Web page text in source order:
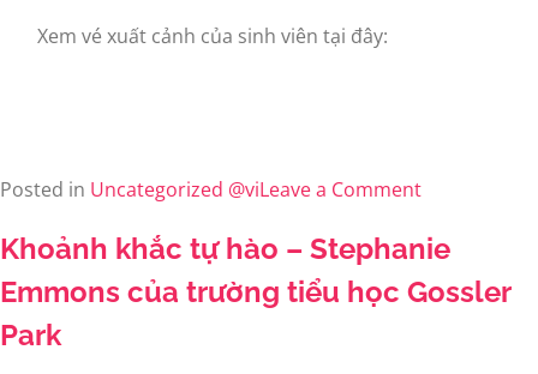
Xem vé xuất cảnh của sinh viên tại đây:
Posted in Uncategorized @viLeave a Comment
Khoảnh khắc tự hào – Stephanie
Emmons của trường tiểu học Gossler
Park